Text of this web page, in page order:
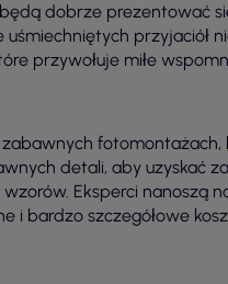
dobrze prezentować
przyjaciół
przywołuje miłe
detali, aby uzyskać
Eksperci nanoszą
i bardzo szczegółowe